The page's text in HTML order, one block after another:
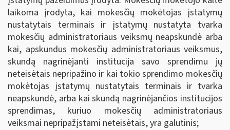
laikoma įrodyta, kai mokesčių mokėtojas įstatymų
nustatytais terminais ir įstatymų nustatyta tvarka
mokesčių administratoriaus veiksmų neapskundė arba
kai, apskundus mokesčių administratoriaus veiksmus,
skundą nagrinėjanti institucija savo sprendimu jų
neteisėtais nepripažino ir kai tokio sprendimo mokesčių
mokėtojas įstatymų nustatytais terminais ir tvarka
neapskundė, arba kai skundą nagrinėjančios institucijos
sprendimas, kuriuo mokesčių administratoriaus
veiksmai nepripažįstami neteisėtais, yra galutinis;